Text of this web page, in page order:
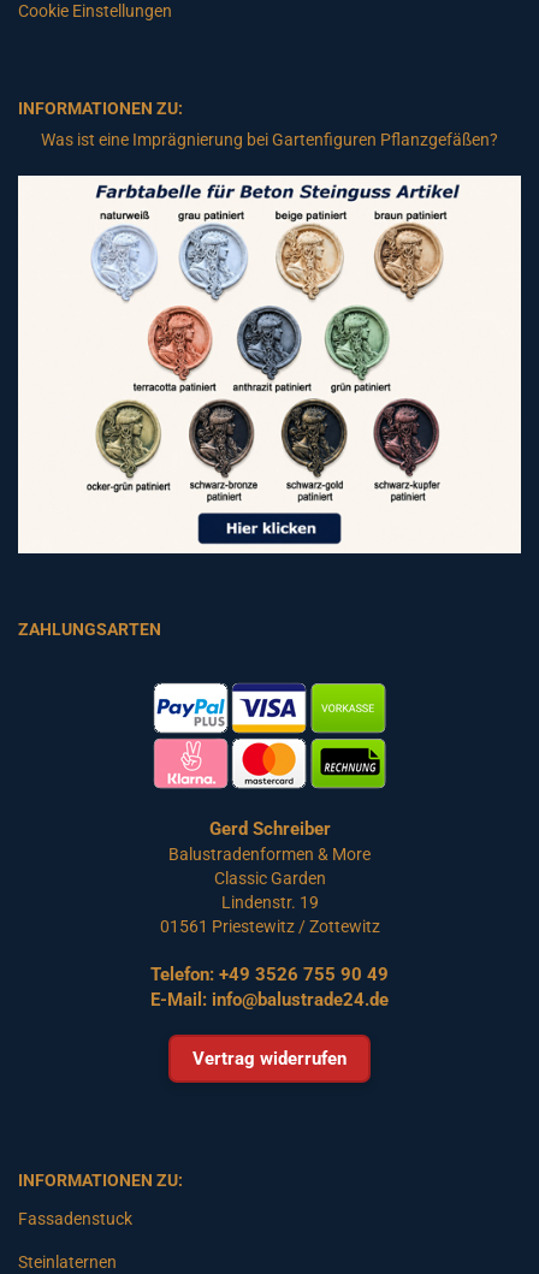
Cookie Einstellungen
INFORMATIONEN ZU:
Was ist eine Imprägnierung bei Gartenfiguren Pflanzgefäßen?
ZAHLUNGSARTEN
Gerd Schreiber
Balustradenformen & More
Classic Garden
Lindenstr. 19
01561 Priestewitz / Zottewitz
Telefon: +49 3526 755 90 49
E-Mail: info@balustrade24.de
Vertrag widerrufen
INFORMATIONEN ZU:
Fassadenstuck
Steinlaternen